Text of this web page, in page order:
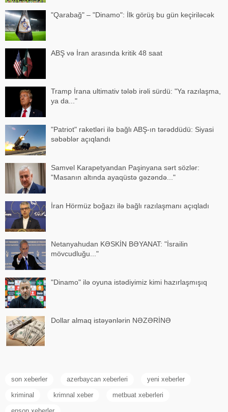
"Qarabağ" – "Dinamo": İlk görüş bu gün keçiriləcək
ABŞ və İran arasında kritik 48 saat
Tramp İrana ultimativ tələb irəli sürdü: "Ya razılaşma,
ya da..."
"Patriot" raketləri ilə bağlı ABŞ-ın tərəddüdü: Siyasi
səbəblər açıqlandı
Samvel Karapetyandan Paşinyana sərt sözlər:
"Masanın altında ayaqüstə gəzəndə..."
İran Hörmüz boğazı ilə bağlı razılaşmanı açıqladı
Netanyahudan KƏSKİN BƏYANAT: "İsrailin
mövcudluğu..."
"Dinamo" ilə oyuna istədiyimiz kimi hazırlaşmışıq
Dollar almaq istəyənlərin NƏZƏRİNƏ
son xeberler azerbaycan xeberleri yeni xeberler
kriminal krimnal xeber metbuat xeberleri